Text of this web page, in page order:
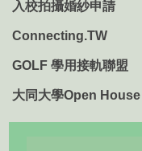
入校拍攝婚紗申請
Connecting.TW
GOLF 學用接軌聯盟
大同大學Open House